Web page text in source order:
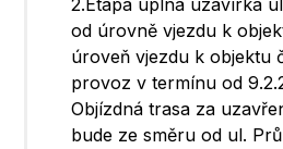
2.Etapa úplná uzavírka
od úrovně vjezdu k
úroveň vjezdu k objektu
provoz v termínu od
Objízdná trasa za
bude ze směru od ul.